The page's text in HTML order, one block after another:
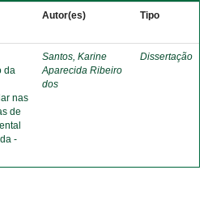
Autor(es) Tipo
da
nas
de
-
Santos, Karine
Aparecida Ribeiro
dos
Dissertação